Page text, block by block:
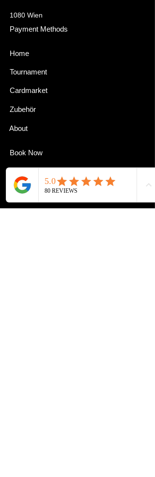
1080 Wien
Payment Methods
Home
Tournament
Cardmarket
Zubehör
About
Book Now
Kontakt